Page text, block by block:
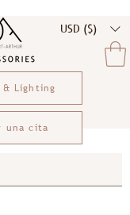
USD ($)
Lighting
una cita